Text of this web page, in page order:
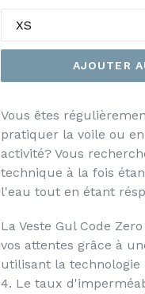
AJOUTER
Vous êtes
pratiquer la voile ou
activité? Vous
technique à la fois
l'eau tout en étant
La Veste Gul Code
vos attentes grâce à
utilisant la technologie
4. Le taux